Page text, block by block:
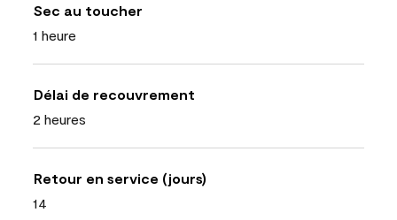
Sec au toucher
1 heure
Délai de recouvrement
2 heures
Retour en service (jours)
14